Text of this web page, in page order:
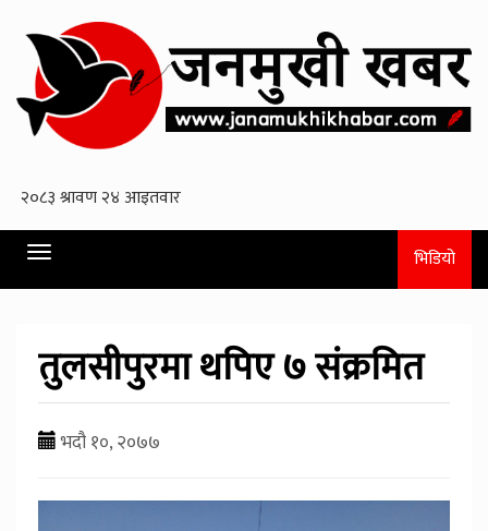
Toggle
navigation
भिडियो
तुलसीपुरमा थपिए ७ संक्रमित
भदौ १०, २०७७